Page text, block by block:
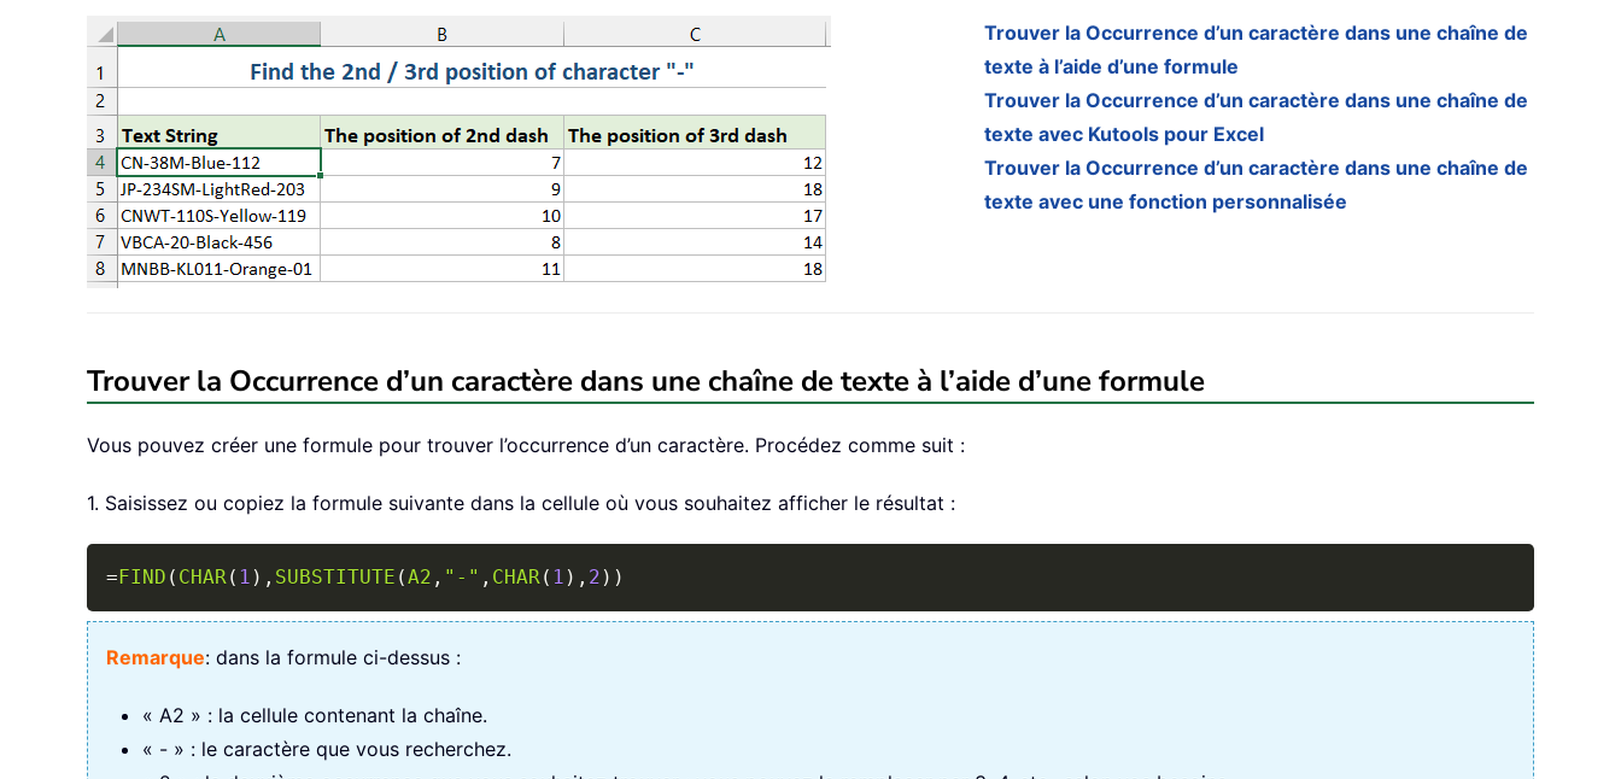
Trouver la Occurrence d’un caractère dans une chaîne de
texte à l’aide d’une formule
Trouver la Occurrence d’un caractère dans une chaîne de
texte avec Kutools pour Excel
Trouver la Occurrence d’un caractère dans une chaîne de
texte avec une fonction personnalisée
Trouver la Occurrence d’un caractère dans une chaîne de texte à l’aide d’une formule
Vous pouvez créer une formule pour trouver l’occurrence d’un caractère. Procédez comme suit :
1. Saisissez ou copiez la formule suivante dans la cellule où vous souhaitez afficher le résultat :
= FIND ( CHAR( 1 ) , SUBSTITUTE (A2 , "-" , CHAR( 1 ) , 2 ) )
Remarque: dans la formule ci-dessus :
« A2 » : la cellule contenant la chaîne.
« - » : le caractère que vous recherchez.